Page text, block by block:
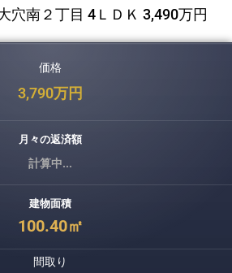
穴南２丁目 4ＬＤＫ 3,490万円
価格
3,790万円
月々の返済額
計算中...
建物面積
100.40㎡
間取り